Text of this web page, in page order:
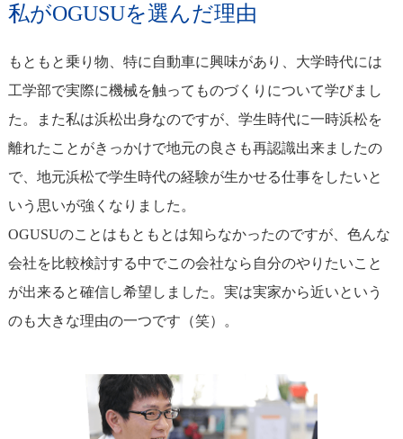
私がOGUSUを選んだ理由
もともと乗り物、特に自動車に興味があり、大学時代には
工学部で実際に機械を触ってものづくりについて学びまし
た。また私は浜松出身なのですが、学生時代に一時浜松を
離れたことがきっかけで地元の良さも再認識出来ましたの
で、地元浜松で学生時代の経験が生かせる仕事をしたいと
いう思いが強くなりました。
OGUSUのことはもともとは知らなかったのですが、色んな
会社を比較検討する中でこの会社なら自分のやりたいこと
が出来ると確信し希望しました。実は実家から近いという
のも大きな理由の一つです（笑）。